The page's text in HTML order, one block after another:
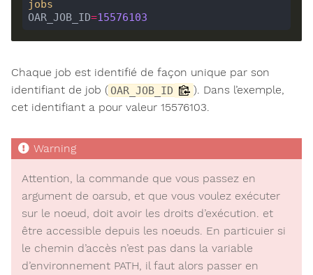
jobs
OAR_JOB_ID=15576103
Chaque job est identifié de façon unique par son
identifiant de job ( OAR_JOB_ID
). Dans l’exemple,
cet identifiant a pour valeur 15576103.
Attention, la commande que vous passez en
argument de oarsub, et que vous voulez exécuter
sur le noeud, doit avoir les droits d’exécution. et
être accessible depuis les noeuds. En particuier si
le chemin d’accès n’est pas dans la variable
d’environnement PATH, il faut alors passer en